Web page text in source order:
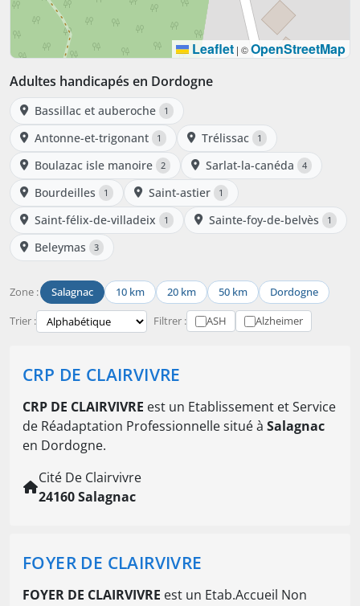
Leaflet | ©OpenStreetMap
Adultes handicapés en Dordogne
Bassillac et auberoche 1
Antonne-et-trigonant 1 Trélissac 1
Boulazac isle manoire 2 Sarlat-la-canéda 4
Bourdeilles 1 Saint-astier 1
Saint-félix-de-villadeix 1 Sainte-foy-de-belvès 1
Beleymas 3
Zone : Salagnac 10 km 20 km 50 km Dordogne
Trier : Filtrer : ASH Alzheimer
CRP DE CLAIRVIVRE
CRP DE CLAIRVIVRE est un Etablissement et Service
de Réadaptation Professionnelle situé à Salagnac
en Dordogne.
Cité De Clairvivre
24160 Salagnac
FOYER DE CLAIRVIVRE
FOYER DE CLAIRVIVRE est un Etab.Accueil Non